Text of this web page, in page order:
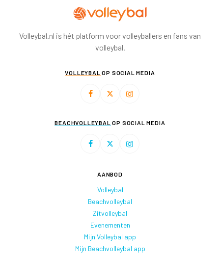
Volleybal.nl is hét platform voor volleyballers en fans van
volleybal.
VOLLEYBAL OP SOCIAL MEDIA
BEACHVOLLEYBAL OP SOCIAL MEDIA
AANBOD
Volleybal
Beachvolleybal
Zitvolleybal
Evenementen
Mijn Volleybal app
Mijn Beachvolleybal app